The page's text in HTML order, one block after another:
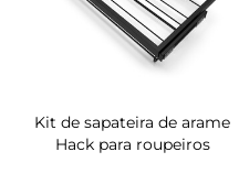
Kit de sapateira de arame
Hack para roupeiros